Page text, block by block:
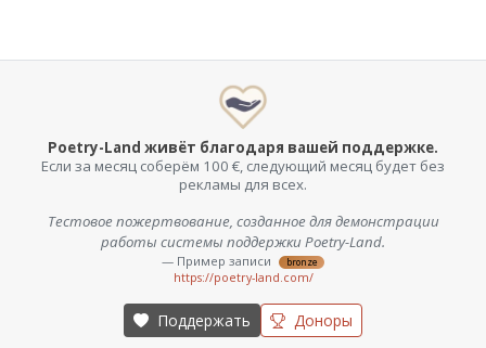
Poetry-Land живёт благодаря вашей поддержке.
Если за месяц соберём 100 €, следующий месяц будет без
рекламы для всех.
Тестовое пожертвование, созданное для демонстрации
работы системы поддержки Poetry-Land.
— Пример записи bronze
https://poetry-land.com/
Поддержать Доноры